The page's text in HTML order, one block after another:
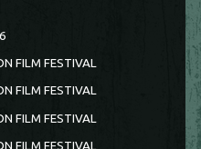
FILM FESTIVAL
FILM FESTIVAL
FILM FESTIVAL
FILM FESTIVAL